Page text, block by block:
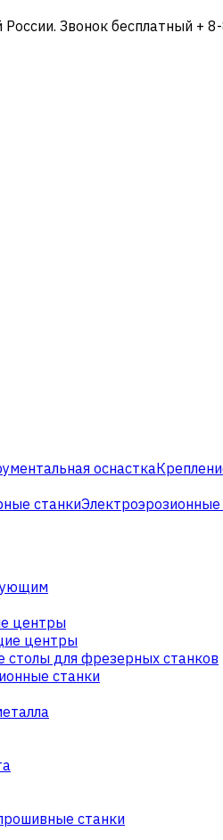
Звонок бесплатный +
оснастка
станкиЭлектроэрозионные
центры
центры
для фрезерных станков
станки
станки